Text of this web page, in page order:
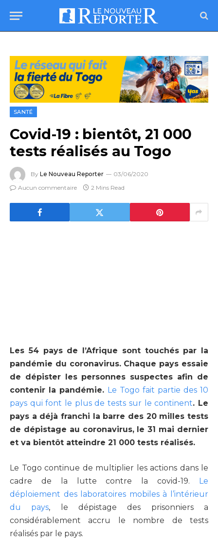
SANTÉ
Covid-19 : bientôt, 21 000
tests réalisés au Togo
By Le Nouveau Reporter
03/06/2020
Aucun commentaire
2 Mins Read
Les 54 pays de l’Afrique sont touchés par la
pandémie du coronavirus. Chaque pays essaie
de dépister les personnes suspectes afin de
contenir la pandémie. Le Togo fait partie des 10
pays qui font le plus de tests sur le continent. Le
pays a déjà franchi la barre des 20 milles tests
de dépistage au coronavirus, le 31 mai dernier
et va bientôt atteindre 21 000 tests réalisés.
Le Togo continue de multiplier les actions dans le
cadre de la lutte contre la covid-19. Le
déploiement des laboratoires mobiles à l’intérieur
du pays, le dépistage des prisonniers a
considérablement accru le nombre de tests
réalisés par le pays.